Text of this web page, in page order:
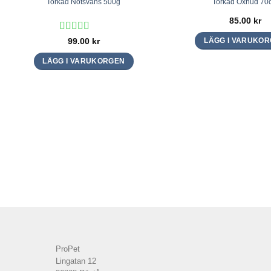
Torkad Nötsvans 500g
Betygsatt
99.00 kr
LÄGG I VARUKORGEN
Torkad Oxhud
85.00 kr
LÄGG I
ProPet
Lingatan 12